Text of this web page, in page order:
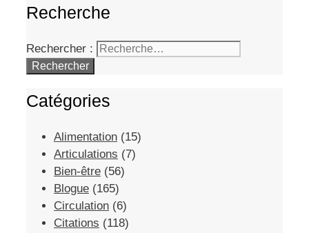
Recherche
Rechercher :
Catégories
Alimentation (15)
Articulations (7)
Bien-être (56)
Blogue (165)
Circulation (6)
Citations (118)